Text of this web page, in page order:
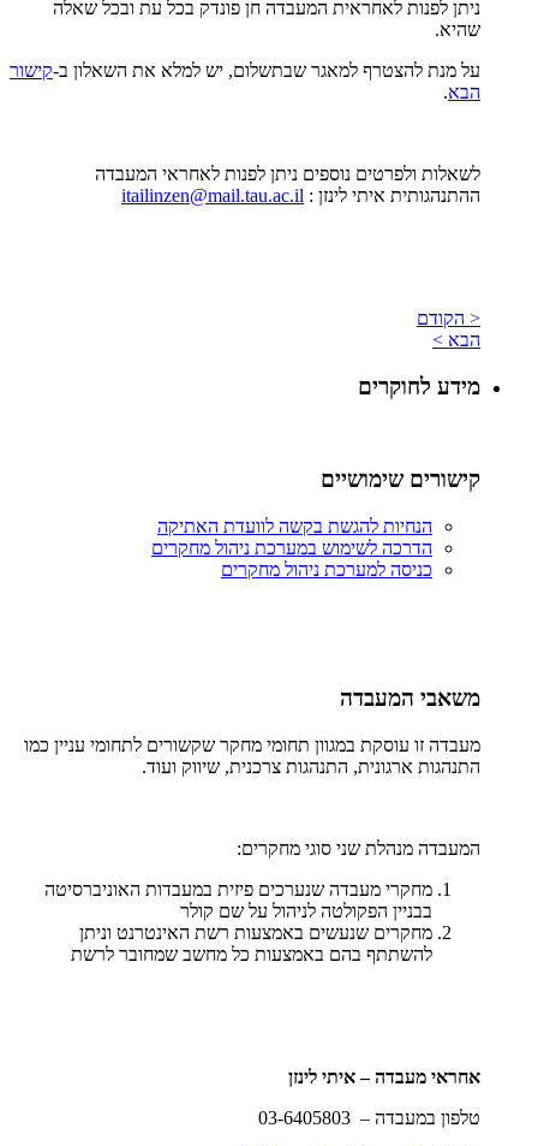
ניתן לפנות לאחראית המעבדה חן פונדק בכל עת ובכל שאלה
שהיא.
על מנת להצטרף למאגר שבתשלום, יש למלא את השאלון ב-קישור
הבא.
לשאלות ולפרטים נוספים ניתן לפנות לאחראי המעבדה
ההתנהגותית איתי לינזן :
itailinzen@mail.tau.ac.il
< הקודם
הבא >
מידע לחוקרים
קישורים שימושיים
הנחיות להגשת בקשה לוועדת האתיקה
הדרכה לשימוש במערכת ניהול מחקרים
כניסה למערכת ניהול מחקרים
משאבי המעבדה
מעבדה זו עוסקת במגוון תחומי מחקר שקשורים לתחומי עניין כמו
התנהגות ארגונית, התנהגות צרכנית, שיווק ועוד.
המעבדה מנהלת שני סוגי מחקרים:
מחקרי מעבדה שנערכים פיזית במעבדות האוניברסיטה
בבניין הפקולטה לניהול על שם קולר
מחקרים שנעשים באמצעות רשת האינטרנט וניתן
להשתתף בהם באמצעות כל מחשב שמחובר לרשת
אחראי מעבדה – איתי לינזן
טלפון במעבדה – 03-6405803